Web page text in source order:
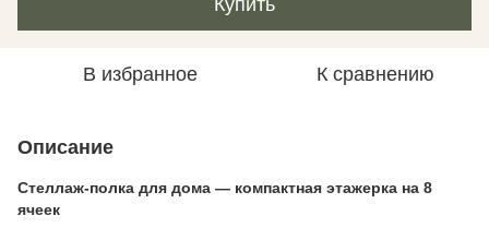
Купить
В избранное К сравнению
Описание
Стеллаж-полка для дома — компактная этажерка на 8
ячеек